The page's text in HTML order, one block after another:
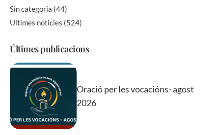
Sin categoría (44)
Ultimes noticies (524)
Últimes publicacions
Oració per les vocacións- agost
2026